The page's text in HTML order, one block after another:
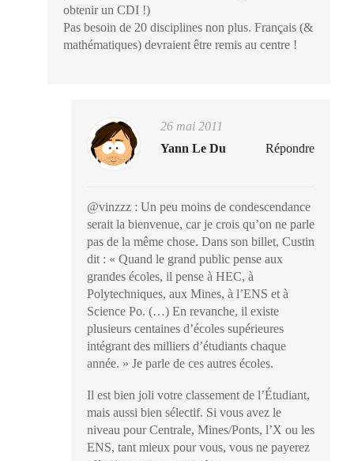
obtenir un CDI !)
Pas besoin de 20 disciplines non plus. Français (&
mathématiques) devraient être remis au centre !
26 mai 2011
Yann Le Du
Répondre
@vinzzz : Un peu moins de condescendance
serait la bienvenue, car je crois qu’on ne parle
pas de la même chose. Dans son billet, Custin
dit : « Quand le grand public pense aux
grandes écoles, il pense à HEC, à
Polytechniques, aux Mines, à l’ENS et à
Science Po. (…) En revanche, il existe
plusieurs centaines d’écoles supérieures
intégrant des milliers d’étudiants chaque
année. » Je parle de ces autres écoles.
Il est bien joli votre classement de l’Étudiant,
mais aussi bien sélectif. Si vous avez le
niveau pour Centrale, Mines/Ponts, l’X ou les
ENS, tant mieux pour vous, vous ne payerez